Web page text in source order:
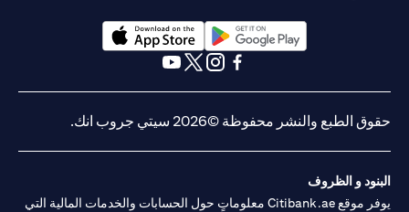
(opens in a new tab)
حقوق الطبع والنشر محفوظة ©2026 سيتي جروب انك.
البنود و الظروف
يوفر موقع Citibank.ae معلوماتٍ حول الحسابات والخدمات المالية التي